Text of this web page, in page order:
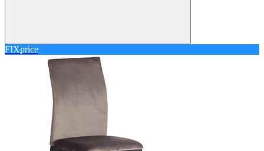
FIXprice